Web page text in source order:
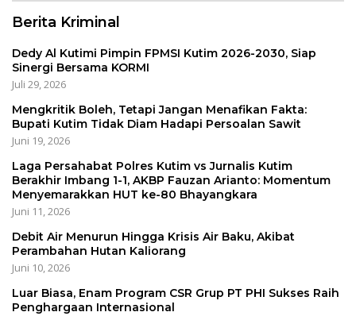
Berita Kriminal
Dedy Al Kutimi Pimpin FPMSI Kutim 2026-2030, Siap
Sinergi Bersama KORMI
Juli 29, 2026
Mengkritik Boleh, Tetapi Jangan Menafikan Fakta:
Bupati Kutim Tidak Diam Hadapi Persoalan Sawit
Juni 19, 2026
Laga Persahabat Polres Kutim vs Jurnalis Kutim
Berakhir Imbang 1-1, AKBP Fauzan Arianto: Momentum
Menyemarakkan HUT ke-80 Bhayangkara
Juni 11, 2026
Debit Air Menurun Hingga Krisis Air Baku, Akibat
Perambahan Hutan Kaliorang
Juni 10, 2026
Luar Biasa, Enam Program CSR Grup PT PHI Sukses Raih
Penghargaan Internasional